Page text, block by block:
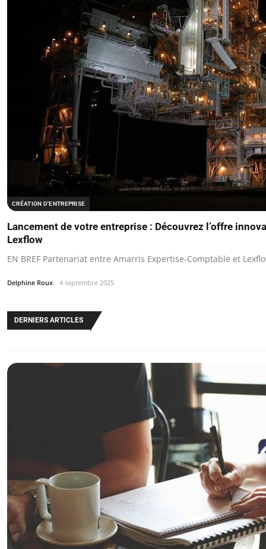
CRÉATION D'ENTREPRISE
Lancement de votre entreprise : Découvrez l’offre
Lexflow
EN BREF Partenariat entre Amarris Expertise-Comptable et
Delphine Roux 4 septembre 2025
DERNIERS ARTICLES